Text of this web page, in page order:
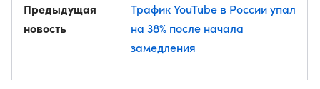
Предыдущая
новость
Трафик YouTube в России упал
на 38% после начала
замедления